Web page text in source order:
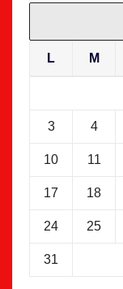
L M
3 4
10 11
17 18
24 25
31